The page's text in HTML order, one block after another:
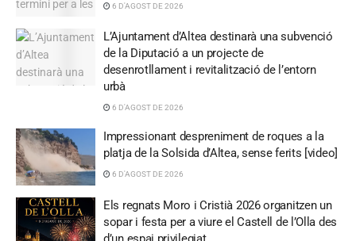
6 D'AGOST DE 2026
L’Ajuntament d’Altea destinarà una subvenció
de la Diputació a un projecte de
desenrotllament i revitalització de l’entorn
urbà
6 D'AGOST DE 2026
Impressionant despreniment de roques a la
platja de la Solsida d’Altea, sense ferits [video]
6 D'AGOST DE 2026
Els regnats Moro i Cristià 2026 organitzen un
sopar i festa per a viure el Castell de l’Olla des